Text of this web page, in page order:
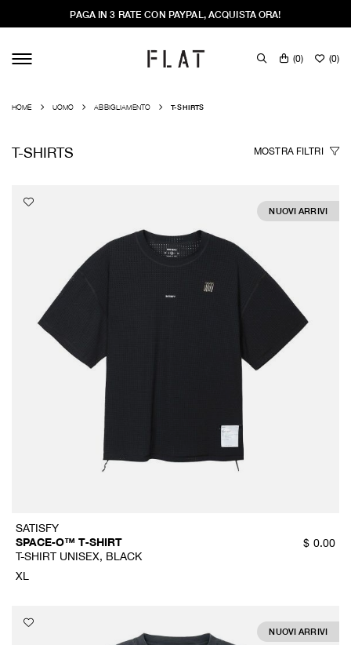
PAGA IN 3 RATE CON PAYPAL, ACQUISTA ORA!
(0) (0)
HOME UOMO ABBIGLIAMENTO T-SHIRTS
T-SHIRTS MOSTRAFILTRI
NUOVI ARRIVI
SATISFY
SPACE‑O™ T‑SHIRT
T-SHIRT UNISEX, BLACK
$ 0.00
XL
NUOVI ARRIVI